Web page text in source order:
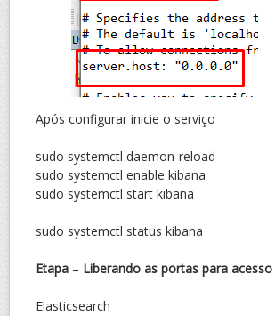
Após configurar inicie o serviço
sudo systemctl daemon-reload
sudo systemctl enable kibana
sudo systemctl start kibana
sudo systemctl status kibana
Etapa – Liberando as portas para
Elasticsearch